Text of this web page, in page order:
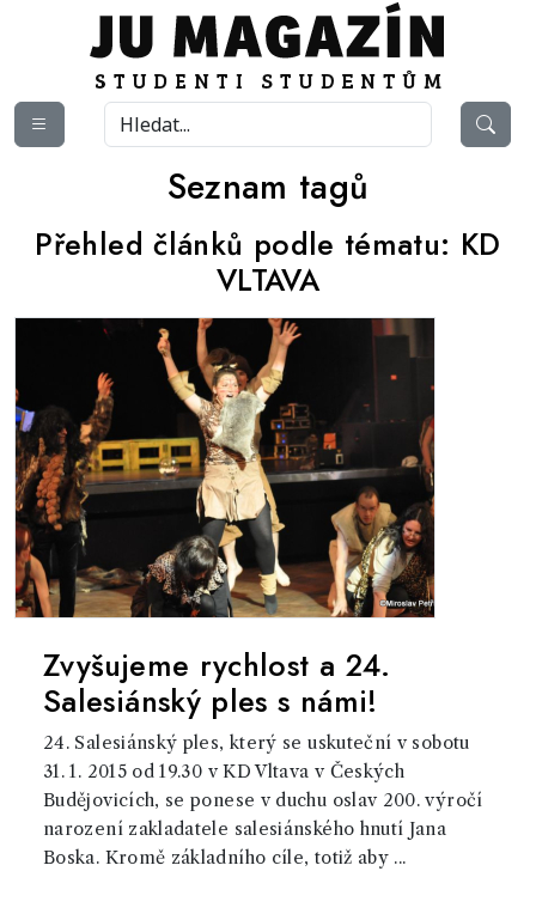
Seznam tagů
Přehled článků podle tématu: KD
VLTAVA
Zvyšujeme rychlost a 24.
Salesiánský ples s námi!
24. Salesiánský ples, který se uskuteční v sobotu
31. 1. 2015 od 19.30 v KD Vltava v Českých
Budějovicích, se ponese v duchu oslav 200. výročí
narození zakladatele salesiánského hnutí Jana
Boska. Kromě základního cíle, totiž aby ...